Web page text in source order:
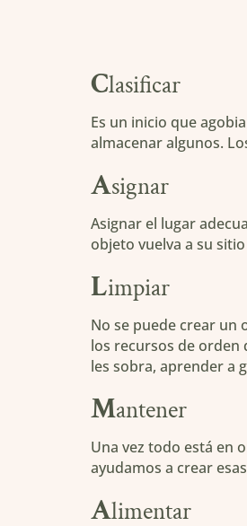
Clasificar
Es un inicio que
almacenar algunos.
Asignar
Asignar el lugar
objeto vuelva a su
Limpiar
No se puede crear un
los recursos de orden
les sobra, aprender a
Mantener
Una vez todo está en
ayudamos a crear
Alimentar